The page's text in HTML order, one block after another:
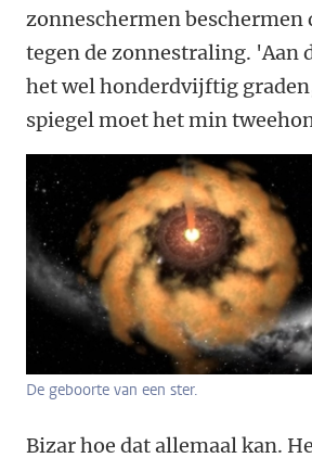
zonneschermen beschermen
tegen de zonnestraling. 'Aan
het wel honderdvijftig
spiegel moet het min
De geboorte van een ster.
Bizar hoe dat allemaal kan.